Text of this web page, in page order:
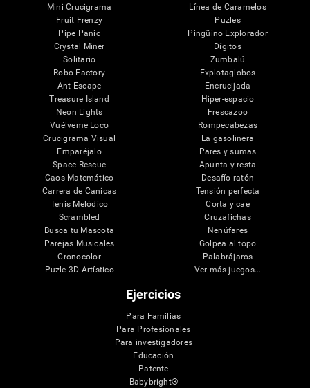
Mini Crucigrama
Fruit Frenzy
Pipe Panic
Crystal Miner
Solitario
Robo Factory
Ant Escape
Treasure Island
Neon Lights
Vuélveme Loco
Crucigrama Visual
Emparéjalo
Space Rescue
Caos Matemático
Carrera de Canicas
Tenis Melódico
Scrambled
Busca tu Mascota
Parejas Musicales
Cronocolor
Puzle 3D Artístico
Línea de Caramelos
Puzles
Pingüino Explorador
Dígitos
Zumbalú
Explotaglobos
Encrucijada
Hiper-espacio
Frescazoo
Rompecabezas
La gasolinera
Pares y sumas
Apunta y resta
Desafío ratón
Tensión perfecta
Corta y cae
Cruzafichas
Nenúfares
Golpea al topo
Palabrájaros
Ver más juegos...
Ejercicios
Para Familias
Para Profesionales
Para investigadores
Educación
Patente
Babybright®